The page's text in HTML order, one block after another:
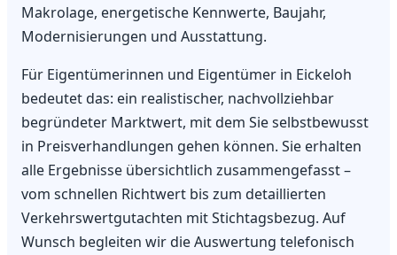
Makrolage, energetische Kennwerte, Baujahr,
Modernisierungen und Ausstattung.
Für Eigentümerinnen und Eigentümer in Eickeloh
bedeutet das: ein realistischer, nachvollziehbar
begründeter Marktwert, mit dem Sie selbstbewusst
in Preisverhandlungen gehen können. Sie erhalten
alle Ergebnisse übersichtlich zusammengefasst –
vom schnellen Richtwert bis zum detaillierten
Verkehrswertgutachten mit Stichtagsbezug. Auf
Wunsch begleiten wir die Auswertung telefonisch